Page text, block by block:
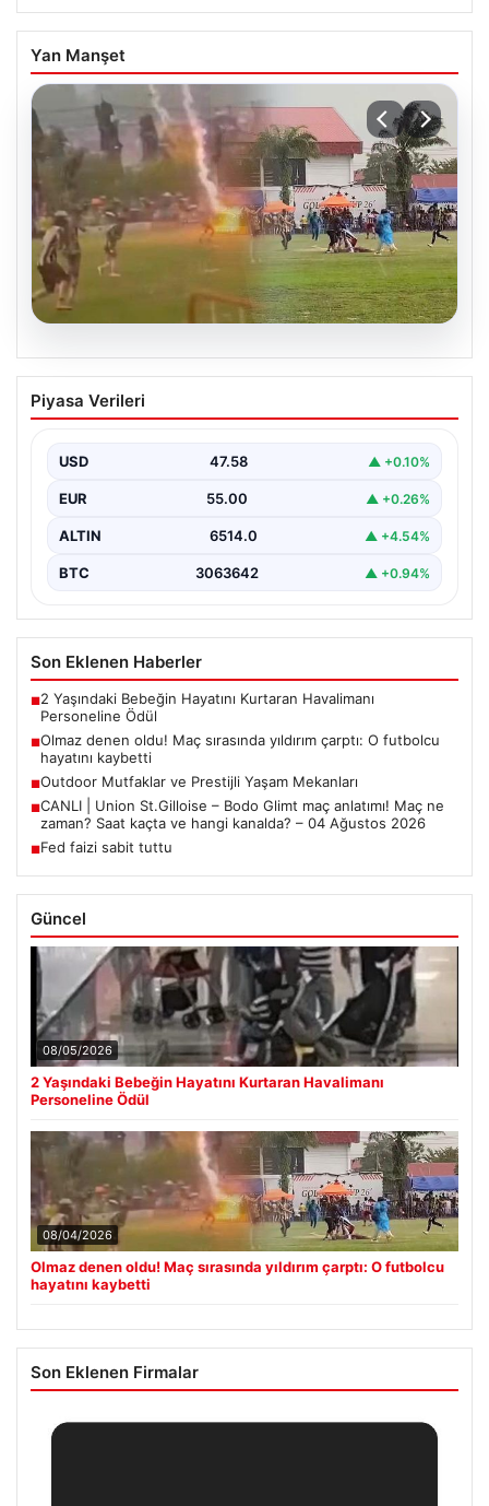
Yan Manşet
04.08.2026
Olmaz denen oldu! Maç sırasında
yıldırım çarptı: O futbolcu hayatını
Piyasa Verileri
USD 47.58 ▲ +0.10%
EUR 55.00 ▲ +0.26%
ALTIN 6514.0 ▲ +4.54%
BTC 3063642 ▲ +0.94%
Son Eklenen Haberler
■2 Yaşındaki Bebeğin Hayatını Kurtaran Havalimanı
Personeline Ödül
■Olmaz denen oldu! Maç sırasında yıldırım çarptı: O futbolcu
hayatını kaybetti
■Outdoor Mutfaklar ve Prestijli Yaşam Mekanları
■CANLI | Union St.Gilloise – Bodo Glimt maç anlatımı! Maç ne
zaman? Saat kaçta ve hangi kanalda? – 04 Ağustos 2026
■Fed faizi sabit tuttu
Güncel
08/05/2026
2 Yaşındaki Bebeğin Hayatını Kurtaran Havalimanı
Personeline Ödül
08/04/2026
Olmaz denen oldu! Maç sırasında yıldırım çarptı: O futbolcu
hayatını kaybetti
Son Eklenen Firmalar